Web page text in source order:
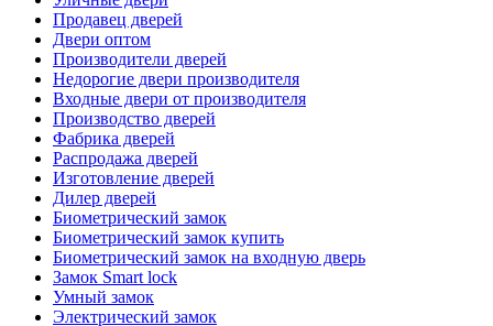
Продавец дверей
Двери оптом
Производители дверей
Недорогие двери производителя
Входные двери от производителя
Производство дверей
Фабрика дверей
Распродажа дверей
Изготовление дверей
Дилер дверей
Биометрический замок
Биометрический замок купить
Биометрический замок на входную дверь
Замок Smart lock
Умный замок
Электрический замок